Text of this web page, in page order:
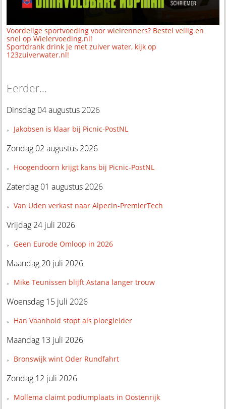
Voordelige sportvoeding voor wielrenners? Bestel veilig en
snel op Wielervoeding.nl!
Sportdrank drink je met zuiver water, kijk op
123zuiverwater.nl!
Eerder...
Dinsdag 04 augustus 2026
Jakobsen is klaar bij Picnic-PostNL
Zondag 02 augustus 2026
Hoogendoorn krijgt kans bij Picnic-PostNL
Zaterdag 01 augustus 2026
Van Uden verkast naar Alpecin-PremierTech
Vrijdag 24 juli 2026
Geen Eurode Omloop in 2026
Maandag 20 juli 2026
Mike Teunissen blijft Astana langer trouw
Woensdag 15 juli 2026
Han Vaanhold stopt als ploegleider
Maandag 13 juli 2026
Bronswijk wint Oder Rundfahrt
Zondag 12 juli 2026
Mollema claimt podiumplaats in Oostenrijk